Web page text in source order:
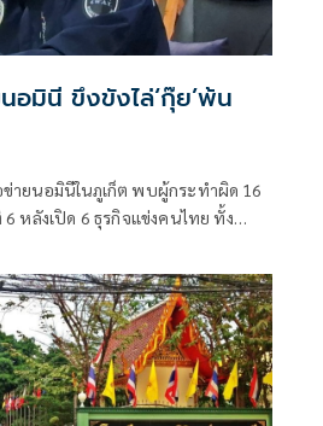
อมินี ขึงขังไล่‘กุ๊ย’พ้น
ข่ายนอมินีในภูเก็ต พบผู้กระทำผิด 16
หลังเปิด 6 ธุรกิจแข่งคนไทย ทั้ง